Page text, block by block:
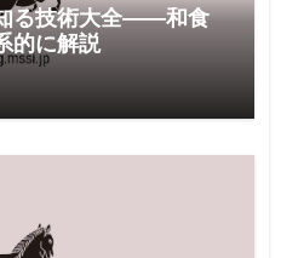
る技術大全――和食
的に解説